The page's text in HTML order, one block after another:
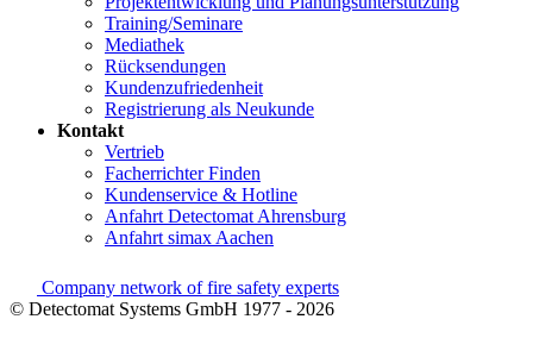
Training/Seminare
Mediathek
Rücksendungen
Kundenzufriedenheit
Registrierung als Neukunde
Kontakt
Vertrieb
Facherrichter Finden
Kundenservice & Hotline
Anfahrt Detectomat Ahrensburg
Anfahrt simax Aachen
Company network of fire safety experts
© Detectomat Systems GmbH 1977 - 2026